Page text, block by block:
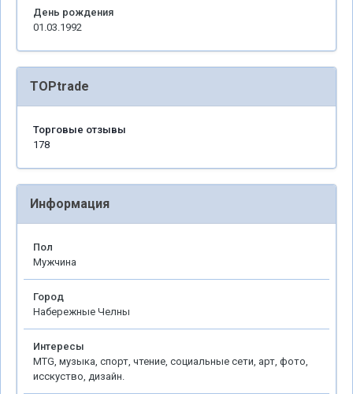
День рождения
01.03.1992
TOPtrade
Торговые отзывы
178
Информация
Пол
Мужчина
Город
Набережные Челны
Интересы
MTG, музыка, спорт, чтение, социальные сети, арт, фото,
исскуство, дизайн.